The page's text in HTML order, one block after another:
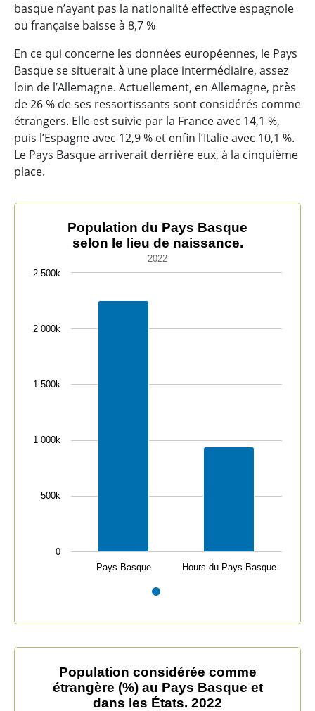
basque n’ayant pas la nationalité effective espagnole
ou française baisse à 8,7 %
En ce qui concerne les données européennes, le Pays
Basque se situerait à une place intermédiaire, assez
loin de l’Allemagne. Actuellement, en Allemagne, près
de 26 % de ses ressortissants sont considérés comme
étrangers. Elle est suivie par la France avec 14,1 %,
puis l’Espagne avec 12,9 % et enfin l’Italie avec 10,1 %.
Le Pays Basque arriverait derrière eux, à la cinquième
place.
Population du Pays Basque selon le lieu de naissance.
Bar chart with 2 bars.
2022
The chart has 1 Y axis displaying values. Data ranges
Population du Pays Basque
selon le lieu de naissance.
2022
Pays Basque Hours du Pays Basque
0
500k
1 000k
1 500k
2 000k
2 500k
Population considérée comme étrangère (%) au Pays
Bar chart with 12 bars.
Population considérée comme
étrangère (%) au Pays Basque et
dans les États. 2022